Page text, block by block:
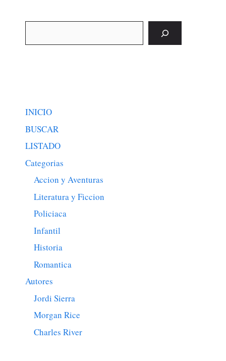
INICIO
BUSCAR
LISTADO
Categorias
Accion y Aventuras
Literatura y Ficcion
Policiaca
Infantil
Historia
Romantica
Autores
Jordi Sierra
Morgan Rice
Charles River